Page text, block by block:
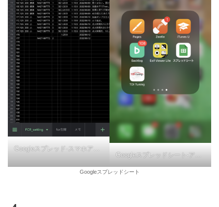
Googleスプレッド-スマホアプリ
Googleスプレッドシート-アプリ
Googleスプレッドシート